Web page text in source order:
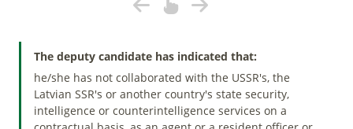
The deputy candidate has indicated that:
he/she has not collaborated with the USSR's, the
Latvian SSR's or another country's state security,
intelligence or counterintelligence services on a